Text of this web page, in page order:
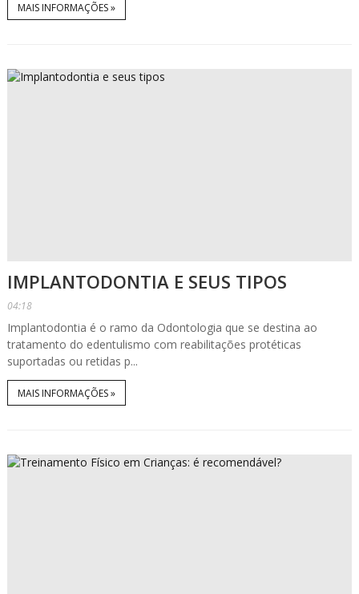
MAIS INFORMAÇÕES »
IMPLANTODONTIA E SEUS TIPOS
04:18
Implantodontia é o ramo da Odontologia que se destina ao
tratamento do edentulismo com reabilitações protéticas
suportadas ou retidas p...
MAIS INFORMAÇÕES »